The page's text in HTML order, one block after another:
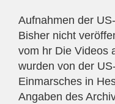
Aufnahmen der
Bisher nicht
vom hr Die Videos
wurden von der
Einmarsches in
Angaben des